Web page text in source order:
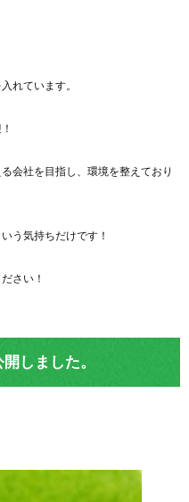
れています。
会社を目指し、環境を整えており
う気持ちだけです！
さい！
しました。